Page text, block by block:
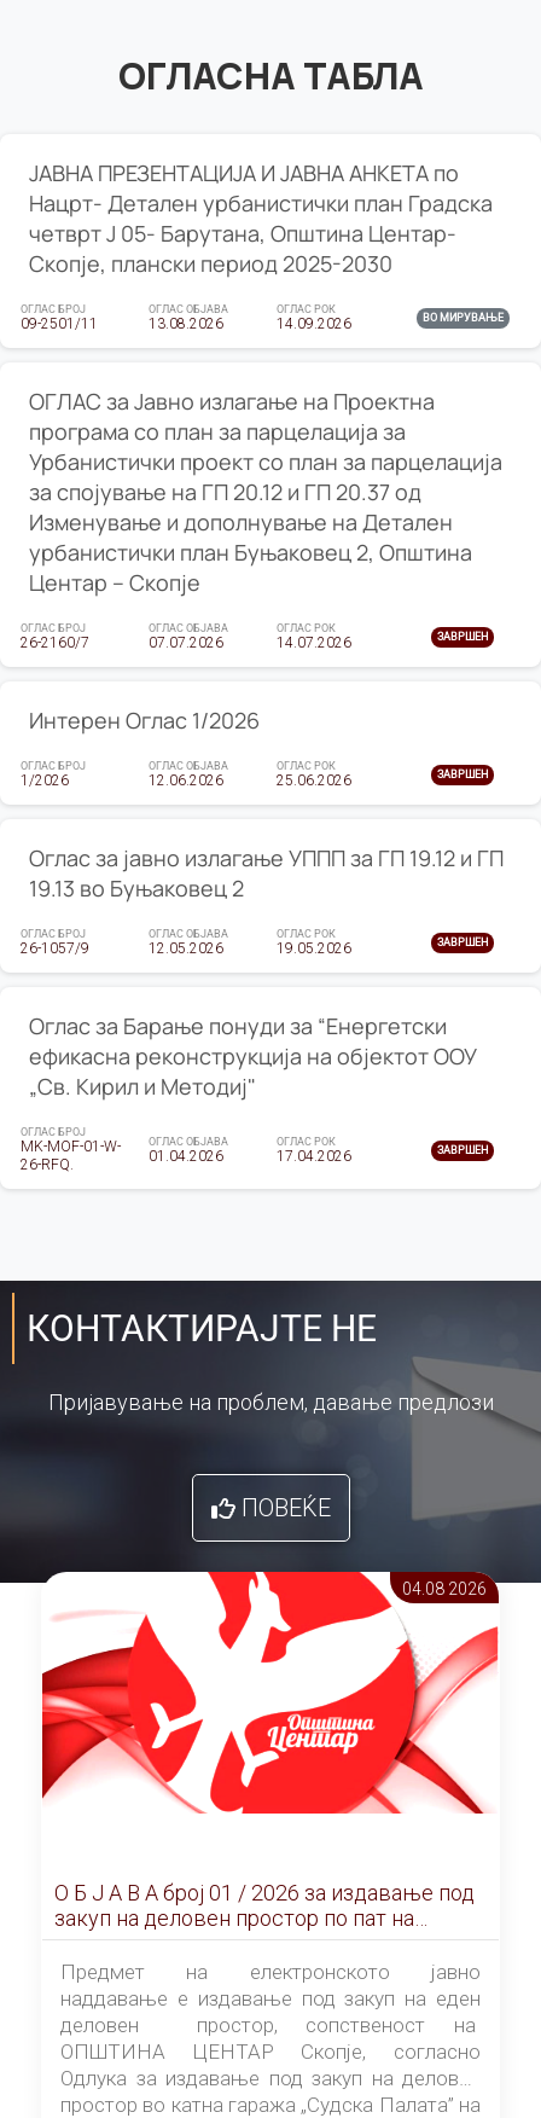
ОГЛАСНА ТАБЛА
ЈАВНА ПРЕЗЕНТАЦИЈА И ЈАВНА АНКЕТА по
Нацрт- Детален урбанистички план Градска
четврт Ј 05- Барутана, Општина Центар-
Скопје, плански период 2025-2030
ОГЛАС БРОЈ
09-2501/11
ОГЛАС ОБЈАВА
13.08.2026
ОГЛАС РОК
14.09.2026 ВО МИРУВАЊЕ
ОГЛАС за Јавно излагање на Проектна
програма со план за парцелација за
Урбанистички проект со план за парцелација
за спојување на ГП 20.12 и ГП 20.37 од
Изменување и дополнување на Детален
урбанистички план Буњаковец 2, Општина
Центар – Скопје
ОГЛАС БРОЈ
26-2160/7
ОГЛАС ОБЈАВА
07.07.2026
ОГЛАС РОК
14.07.2026 ЗАВРШЕН
Интерен Оглас 1/2026
ОГЛАС БРОЈ
1/2026
ОГЛАС ОБЈАВА
12.06.2026
ОГЛАС РОК
25.06.2026 ЗАВРШЕН
Оглас за јавно излагање УППП за ГП 19.12 и ГП
19.13 во Буњаковец 2
ОГЛАС БРОЈ
26-1057/9
ОГЛАС ОБЈАВА
12.05.2026
ОГЛАС РОК
19.05.2026 ЗАВРШЕН
Оглас за Барање понуди за “Енергетски
ефикасна реконструкција на објектот ООУ
„Св. Кирил и Методиј"
ОГЛАС БРОЈ
MK-MOF-01-W-
26-RFQ.
ОГЛАС ОБЈАВА
01.04.2026
ОГЛАС РОК
17.04.2026 ЗАВРШЕН
КОНТАКТИРАЈТЕ НЕ
Пријавување на проблем, давање предлози
ПОВЕЌЕ
04.08 2026
О Б Ј А В А брoj 01 / 2026 за издавање под
закуп на деловен простор по пат на
ЕЛЕКТРОНСКО ЈАВНО НАДДАВАЊЕ
Предмет на електронското јавно
наддавање е издавање под закуп на еден
деловен простор, сопственост на
ОПШТИНА ЦЕНТАР Скопје, согласно
Одлука за издавање под закуп на деловен
простор во катна гаража „Судска Палата” на